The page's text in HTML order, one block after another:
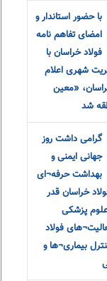
با حضور استاندار و
امضای تفاهم نامه
فولاد خراسان با
شهری اعلام
«معین
شد
گرامی داشت روز
جهانی ایمنی و
بهداشت حرفه¬ای
خراسان قدر
پزشکی
فولاد
بیماری¬ها و